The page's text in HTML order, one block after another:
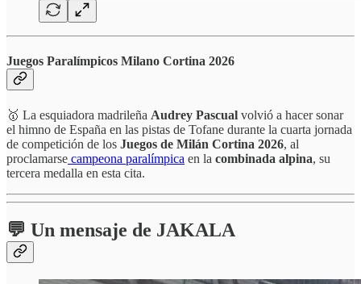
Juegos Paralímpicos Milano Cortina 2026
🥇 La esquiadora madrileña Audrey Pascual volvió a hacer sonar
el himno de España en las pistas de Tofane durante la cuarta jornada
de competición de los Juegos de Milán Cortina 2026, al
proclamarse campeona paralímpica en la combinada alpina, su
tercera medalla en esta cita.
💬 Un mensaje de JAKALA